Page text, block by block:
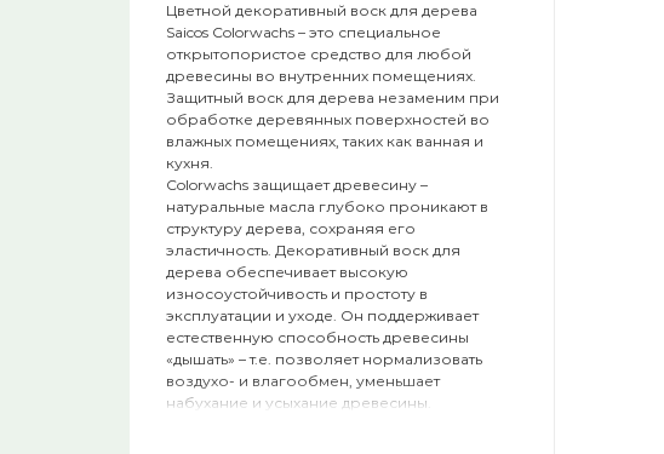
Цветной декоративный воск для дерева
Saicos Colorwachs – это специальное
открытопористое средство для любой
древесины во внутренних помещениях.
Защитный воск для дерева незаменим при
обработке деревянных поверхностей во
влажных помещениях, таких как ванная и
кухня.
Colorwachs защищает древесину –
натуральные масла глубоко проникают в
структуру дерева, сохраняя его
эластичность. Декоративный воск для
дерева обеспечивает высокую
износоустойчивость и простоту в
эксплуатации и уходе. Он поддерживает
естественную способность древесины
«дышать» – т.е. позволяет нормализовать
воздухо- и влагообмен, уменьшает
набухание и усыхание древесины.